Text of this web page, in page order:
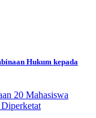
Hukum kepada